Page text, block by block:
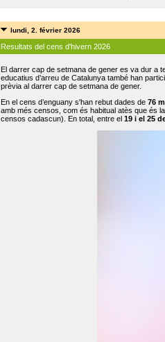
lundi, 2. février 2026
Resultats del cens d'hivern 2026
El darrer cap de setmana de gener es va dur a
educatius d’arreu de Catalunya també han
prèvia al darrer cap de setmana de gener.
En el cens d’enguany s'han rebut dades de 76
amb més censos, com és habitual atès que és
censos cadascun). En total, entre el 19 i el 25